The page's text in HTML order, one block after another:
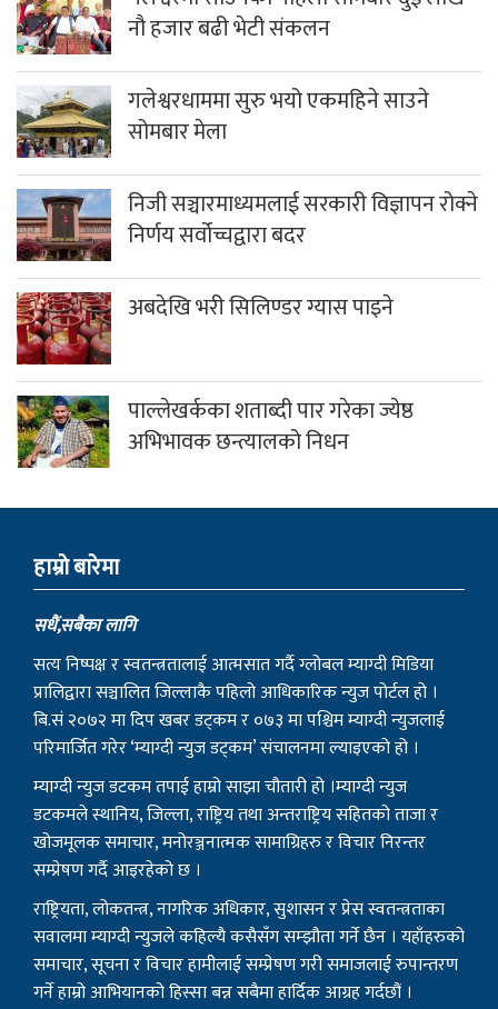
नौ हजार बढी भेटी संकलन
गलेश्वरधाममा सुरु भयो एकमहिने साउने
सोमबार मेला
निजी सञ्चारमाध्यमलाई सरकारी विज्ञापन रोक्ने
निर्णय सर्वोच्चद्वारा बदर
अबदेखि भरी सिलिण्डर ग्यास पाइने
पाल्लेखर्कका शताब्दी पार गरेका ज्येष्ठ
अभिभावक छन्त्यालको निधन
हाम्राे बारेमा
सधैं,सबैका लागि
सत्य निष्पक्ष र स्वतन्त्रतालाई आत्मसात गर्दै ग्लोबल म्याग्दी मिडिया
प्रालिद्वारा सञ्चालित जिल्लाकै पहिलो आधिकारिक न्युज पोर्टल हो ।
बि.सं २०७२ मा दिप खबर डट्कम र ०७३ मा पश्चिम म्याग्दी न्युजलाई
परिमार्जित गरेर ‘म्याग्दी न्युज डट्कम’ संचालनमा ल्याइएको हो ।
म्याग्दी न्युज डटकम तपाई हाम्रो साझा चौतारी हो ।म्याग्दी न्युज
डटकमले स्थानिय, जिल्ला, राष्ट्रिय तथा अन्तराष्ट्रिय सहितको ताजा र
खोजमूलक समाचार, मनोरञ्जनात्मक सामाग्रिहरु र विचार निरन्तर
सम्प्रेषण गर्दै आइरहेको छ ।
राष्ट्रियता, लोकतन्त्र, नागरिक अधिकार, सुशासन र प्रेस स्वतन्त्रताका
सवालमा म्याग्दी न्युजले कहिल्यै कसैसँग सम्झौता गर्ने छैन । यहाँहरुको
समाचार, सूचना र विचार हामीलाई सम्प्रेषण गरी समाजलाई रुपान्तरण
गर्ने हाम्रो आभियानको हिस्सा बन्न सबैमा हार्दिक आग्रह गर्दछौं ।